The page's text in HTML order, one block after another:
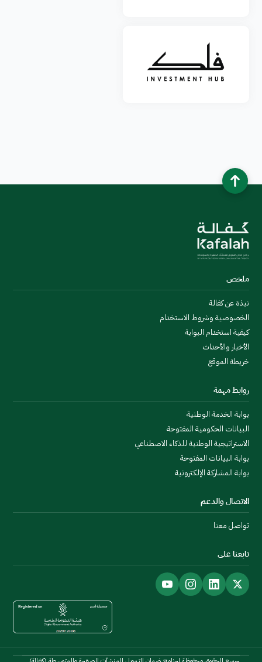
ملخص
نبذة عن كفالة
الخصوصية وشروط الاستخدام
كيفية استخدام البوابة
الأخبار والأحداث
خريطة الموقع
روابط مهمة
بوابة الخدمة الوطنية
البيانات الحكومية المفتوحة
الاستراتيجية الوطنية للذكاء الاصطناعي
بوابة البيانات المفتوحة
بوابة المشاركة الإلكترونية
الاتصال والدعم
تواصل معنا
تابعنا على